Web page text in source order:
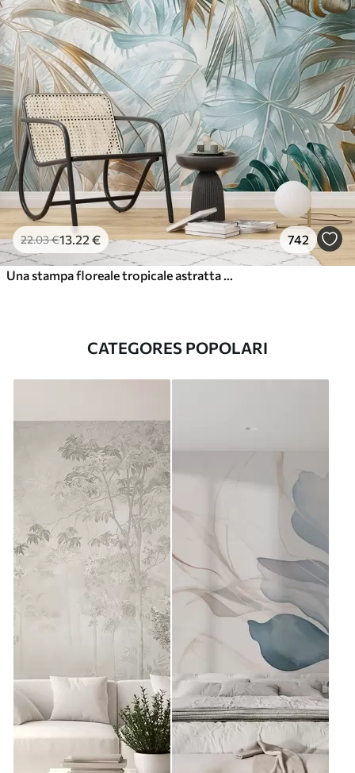
22.03€13 .22 € 742
CATEGORES POPOLARI